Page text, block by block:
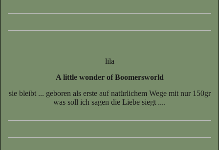
lila
A little wonder of Boomersworld
sie bleibt ... geboren als erste auf natürlichem Wege mit nur 150gr
was soll ich sagen die Liebe siegt ....